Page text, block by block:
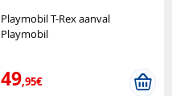
Playmobil T-Rex aanval
Playmobil
49,95€